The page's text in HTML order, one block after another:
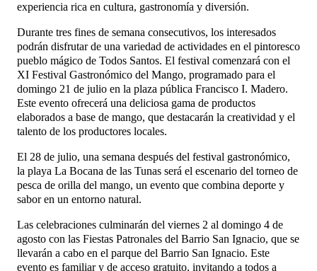
experiencia rica en cultura, gastronomía y diversión.
Durante tres fines de semana consecutivos, los interesados
podrán disfrutar de una variedad de actividades en el pintoresco
pueblo mágico de Todos Santos. El festival comenzará con el
XI Festival Gastronómico del Mango, programado para el
domingo 21 de julio en la plaza pública Francisco I. Madero.
Este evento ofrecerá una deliciosa gama de productos
elaborados a base de mango, que destacarán la creatividad y el
talento de los productores locales.
El 28 de julio, una semana después del festival gastronómico,
la playa La Bocana de las Tunas será el escenario del torneo de
pesca de orilla del mango, un evento que combina deporte y
sabor en un entorno natural.
Las celebraciones culminarán del viernes 2 al domingo 4 de
agosto con las Fiestas Patronales del Barrio San Ignacio, que se
llevarán a cabo en el parque del Barrio San Ignacio. Este
evento es familiar y de acceso gratuito, invitando a todos a